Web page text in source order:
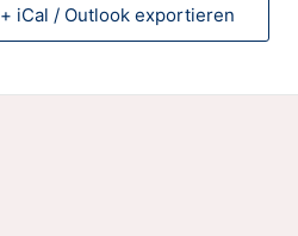
+ iCal / Outlook exportieren